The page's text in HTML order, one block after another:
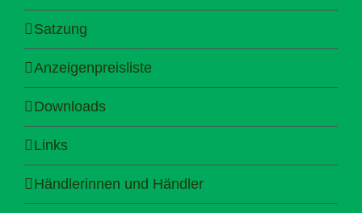
Satzung
Anzeigenpreisliste
Downloads
Links
Händlerinnen und Händler